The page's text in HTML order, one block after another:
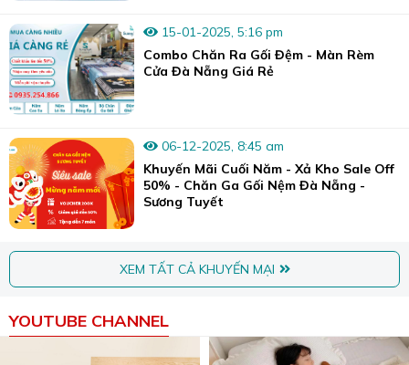
15-01-2025, 5:16 pm
Combo Chăn Ra Gối Đệm - Màn Rèm
Cửa Đà Nẵng Giá Rẻ
06-12-2025, 8:45 am
Khuyến Mãi Cuối Năm - Xả Kho Sale Off
50% - Chăn Ga Gối Nệm Đà Nẵng -
Sương Tuyết
XEM TẤT CẢ KHUYẾN MẠI
YOUTUBE CHANNEL